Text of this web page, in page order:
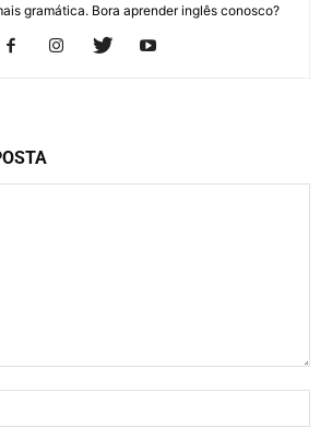
gramática. Bora aprender inglês conosco?